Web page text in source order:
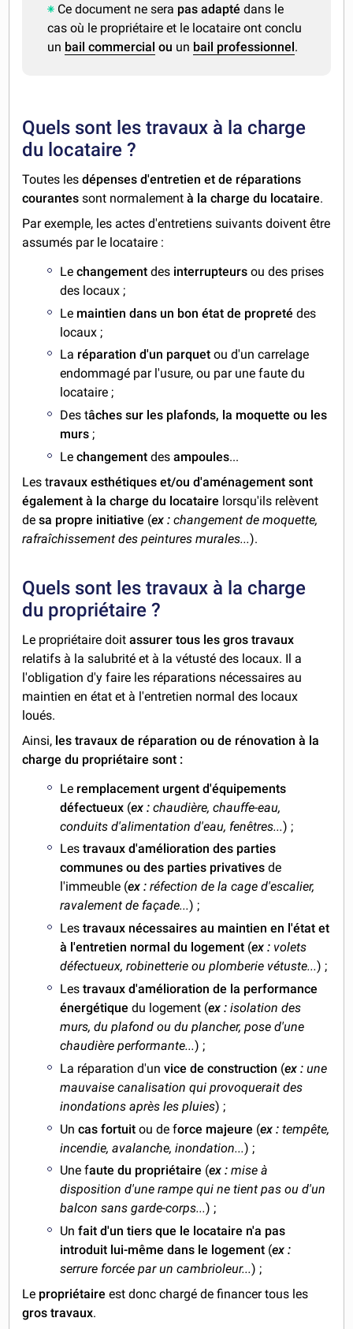
Ce document ne sera pas adapté dans le
cas où le propriétaire et le locataire ont conclu
un bail commercial ou un bail professionnel.
Quels sont les travaux à la charge
du locataire ?
Toutes lesdépenses d'entretien et de réparations
courantes sont normalementà la charge du locataire.
Par exemple, les actes d'entretiens suivants doivent être
assumés par le locataire :
Lechangementdes interrupteurs ou des prises
des locaux ;
Le maintien dans un bon état de propretédes
locaux ;
La réparation d'un parquet ou d'un carrelage
endommagé par l'usure, ou par une faute du
locataire ;
Des tâches sur les plafonds, la moquette ou les
murs ;
Lechangementdesampoules...
Les travaux esthétiques et/ou d'aménagement sont
également à la charge du locataire lorsqu'ils relèvent
de sa propre initiative (ex :changement de moquette,
rafraîchissement des peintures murales...).
Quels sont les travaux à la charge
du propriétaire ?
Le propriétaire doitassurer tous les gros travaux
relatifs à la salubrité et à la vétusté des locaux. Il a
l'obligation d'y faire les réparations nécessaires au
maintien en état et à l'entretien normal des locaux
loués.
Ainsi, les travaux de réparation ou de rénovation à la
charge du propriétaire sont :
Le remplacement urgent d'équipements
défectueux (ex : chaudière, chauffe-eau,
conduits d'alimentation d'eau, fenêtres...) ;
Lestravaux d'amélioration des parties
communes ou des parties privativesde
l'immeuble (ex : réfection de la cage d'escalier,
ravalement de façade...) ;
Lestravaux nécessaires au maintien en l'état et
à l'entretien normal du logement (ex : volets
défectueux, robinetterie ou plomberie vétuste...) ;
Les travaux d'amélioration de la performance
énergétique du logement (ex : isolation des
murs, du plafond ou du plancher, pose d'une
chaudière performante...) ;
La réparation d'un vice de construction (ex :une
mauvaise canalisation qui provoquerait des
inondations après les pluies) ;
Uncas fortuit ou de force majeure (ex : tempête,
incendie, avalanche, inondation...) ;
Une faute du propriétaire (ex :mise à
disposition d'une rampe qui ne tient pas ou d'un
balcon sans garde-corps...) ;
Unfait d'un tiers que le locataire n'a pas
introduit lui-même dans le logement (ex :
serrure forcée par un cambrioleur...) ;
Le propriétaire est donc chargé de financer tous les
gros travaux.